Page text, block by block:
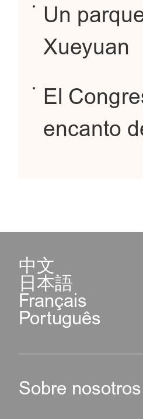
Un
Xueyuan
El
encanto
中文
日本語
Français
Português
Sobre nosotros